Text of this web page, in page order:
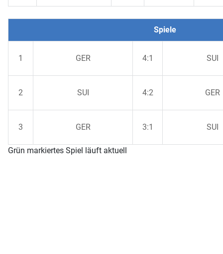
Spiele
1 GER 4:1 SUI
2 SUI 4:2 GER
3 GER 3:1 SUI
Grün markiertes Spiel läuft aktuell